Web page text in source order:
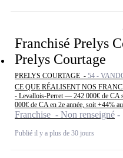
Franchisé Prelys
Prelys Courtage
PRELYS COURTAGE - 54 -
CE QUE RÉALISENT NOS
- Levallois-Perret — 242 000€ de CA
000€ de CA en 2e année, soit +44%
Franchise - Non renseigné
Publié il y a plus de 30 jours